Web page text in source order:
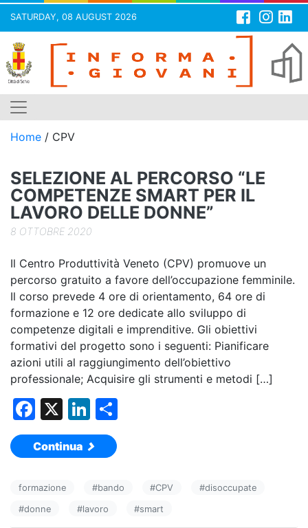
SATURDAY, 08 AUGUST 2026
Skip
content
Home / CPV
SELEZIONE AL PERCORSO “LE
COMPETENZE SMART PER IL
LAVORO DELLE DONNE”
8 OTTOBRE 2020
Il Centro Produttività Veneto (CPV) promuove un
percorso gratuito a favore dell’occupazione femminile.
Il corso prevede 4 ore di orientamento, 64 ore di
formazione e 12 ore dedicate allo sviluppo di
competenze digitali e imprenditive. Gli obiettivi
formativi del progetto sono i seguenti: Pianificare
azioni utili al raggiungimento dell’obiettivo
professionale; Acquisire gli strumenti e metodi […]
F
a
c
b
o
X
Li
n
k
dI
n
vi
di
Continua
formazione #bando #CPV #disoccupate
#donne #lavoro #smart